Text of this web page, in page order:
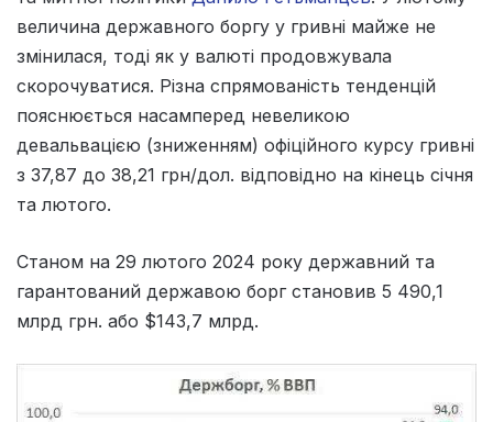
величина державного боргу у гривні майже не
змінилася, тоді як у валюті продовжувала
скорочуватися. Різна спрямованість тенденцій
пояснюється насамперед невеликою
девальвацією (зниженням) офіційного курсу гривні
з 37,87 до 38,21 грн/дол. відповідно на кінець січня
та лютого.
Станом на 29 лютого 2024 року державний та
гарантований державою борг становив 5 490,1
млрд грн. або $143,7 млрд.